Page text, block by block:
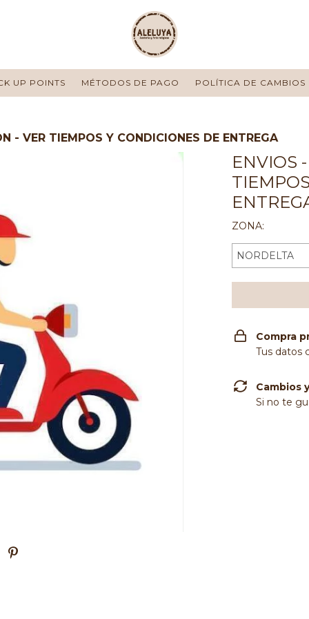
UP POINTS MÉTODOS DE PAGO POLÍTICA DE CAMBIOS
- VER TIEMPOS Y CONDICIONES DE ENTREGA
ENVIOS
ZONA:
Compra
Tus datos
Cambios
Si no te